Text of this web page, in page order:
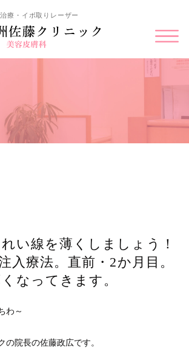
療・イボ取りレーザー
い線を薄くしましょう！
入療法。直前・2か月目。
なってきます。
わ～
の院長の佐藤政広です。